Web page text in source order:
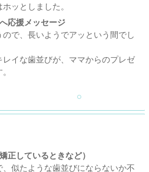
ッとしました。
応援メッセージ
で、長いようでアッという間でし
イな歯並びが、ママからのプレゼ
正しているときなど）
似たような歯並びにならないか不